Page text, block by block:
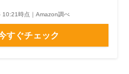
時点｜Amazon調べ
すぐチェック